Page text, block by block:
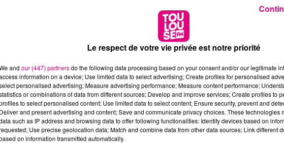
champion olympique ne disputera pas la finale nationale du 200
Saint-Étienne.
à un adducteur et a été contraint de déclarer forfait. «
de plus amples informations» a déclaré le directeur technique national
ailleurs en difficulté dans le bassin, ne parvenant pas à se qualifier
d'Europe n'est pas remise en cause pour le moment, ni sa
En effet, le « Roi Léon » pourra être sélectionné par la FFN même
Le respect de votre vie privée est notre priorité
and our (447) partnersdo the following data processing based on your consent and/or our legitimate
information on a device; Use limited data to select advertising; Create profiles for personalised
personalised advertising; Measure advertising performance; Measure content performance;
or combinations of data from different sources; Develop and improve services; Create profiles to
to select personalised content; Use limited data to select content; Ensure security, prevent and
Deliver and present advertising and content; Save and communicate privacy choices. These technologies
such as IP address and browsing data to offer following functionalities: Identify devices based on
Use precise geolocation data; Match and combine data from other data sources; Link different
on information transmitted automatically.